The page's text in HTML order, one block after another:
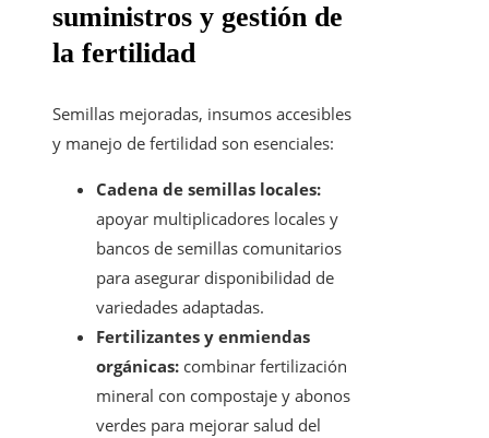
suministros y gestión de
la fertilidad
Semillas mejoradas, insumos accesibles
y manejo de fertilidad son esenciales:
Cadena de semillas locales:
apoyar multiplicadores locales y
bancos de semillas comunitarios
para asegurar disponibilidad de
variedades adaptadas.
Fertilizantes y enmiendas
orgánicas: combinar fertilización
mineral con compostaje y abonos
verdes para mejorar salud del